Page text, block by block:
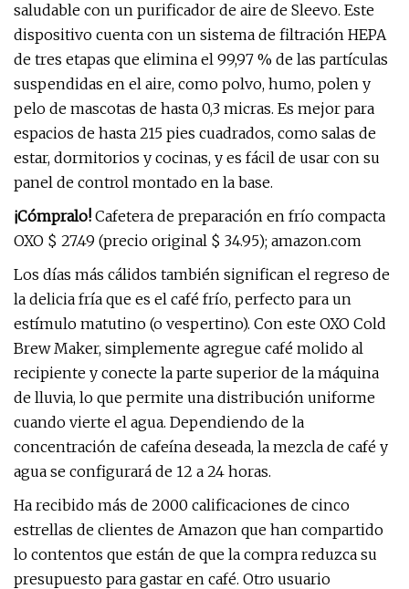
saludable con un purificador de aire de Sleevo. Este
dispositivo cuenta con un sistema de filtración HEPA
de tres etapas que elimina el 99,97 % de las partículas
suspendidas en el aire, como polvo, humo, polen y
pelo de mascotas de hasta 0,3 micras. Es mejor para
espacios de hasta 215 pies cuadrados, como salas de
estar, dormitorios y cocinas, y es fácil de usar con su
panel de control montado en la base.
¡Cómpralo! Cafetera de preparación en frío compacta
OXO $ 27.49 (precio original $ 34.95); amazon.com
Los días más cálidos también significan el regreso de
la delicia fría que es el café frío, perfecto para un
estímulo matutino (o vespertino). Con este OXO Cold
Brew Maker, simplemente agregue café molido al
recipiente y conecte la parte superior de la máquina
de lluvia, lo que permite una distribución uniforme
cuando vierte el agua. Dependiendo de la
concentración de cafeína deseada, la mezcla de café y
agua se configurará de 12 a 24 horas.
Ha recibido más de 2000 calificaciones de cinco
estrellas de clientes de Amazon que han compartido
lo contentos que están de que la compra reduzca su
presupuesto para gastar en café. Otro usuario